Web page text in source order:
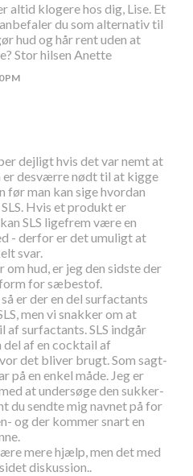
altid klogere hos dig, Lise. Et
du som alternativ til
hud og hår rent uden at
Stor hilsen Anette
PM
dejligt hvis det var nemt at
er desværre nødt til at kigge
før man kan sige hvordan
Hvis et produkt er
SLS ligefrem være en
- derfor er det umuligt at
svar.
om hud, er jeg den sidste der
for sæbestof.
er der en del surfactants
men vi snakker om at
af surfactants. SLS indgår
del af en cocktail af
det bliver brugt. Som sagt-
på en enkel måde. Jeg er
at undersøge den sukker-
du sendte mig navnet på for
og der kommer snart en
mere hjælp, men det med
diskussion..